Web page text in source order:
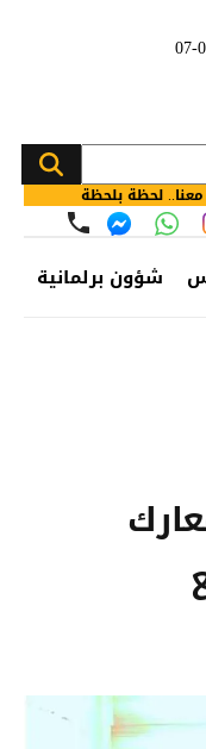
لحظة بلحظة
شؤون برلمانية